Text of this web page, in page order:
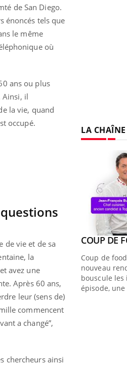
de San Diego.
énoncés tels que
le même
où
ans ou plus
Ainsi, il
la vie, quand
occupé.
de vie et de sa
la
avez une
Après 60 ans,
leur (sens de)
commencent
a changé”,
chercheurs ainsi
LA
» pour
médecine
un groupe
de bilan de
« jumeau
...
Youtube
COUP DE
Coup de
nouveau
bouscule les
épisode, une